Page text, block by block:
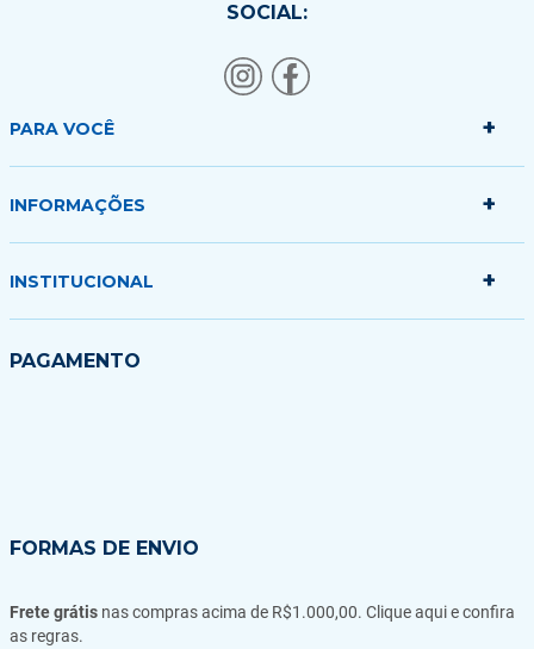
SOCIAL:
PARA VOCÊ +
Minha conta
INFORMAÇÕES +
Politica de Entrega
INSTITUCIONAL +
Quem somos
PAGAMENTO
FORMAS DE ENVIO
Frete grátis nas compras acima de R$1.000,00. Clique aqui e confira
as regras.